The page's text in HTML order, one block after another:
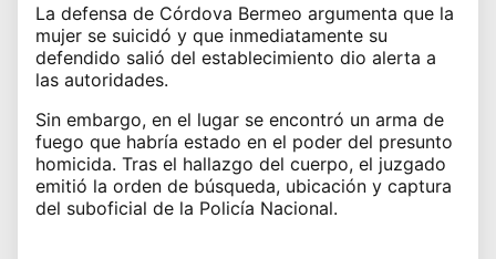
La defensa de Córdova Bermeo argumenta que la
mujer se suicidó y que inmediatamente su
defendido salió del establecimiento dio alerta a
las autoridades.
Sin embargo, en el lugar se encontró un arma de
fuego que habría estado en el poder del presunto
homicida. Tras el hallazgo del cuerpo, el juzgado
emitió la orden de búsqueda, ubicación y captura
del suboficial de la Policía Nacional.